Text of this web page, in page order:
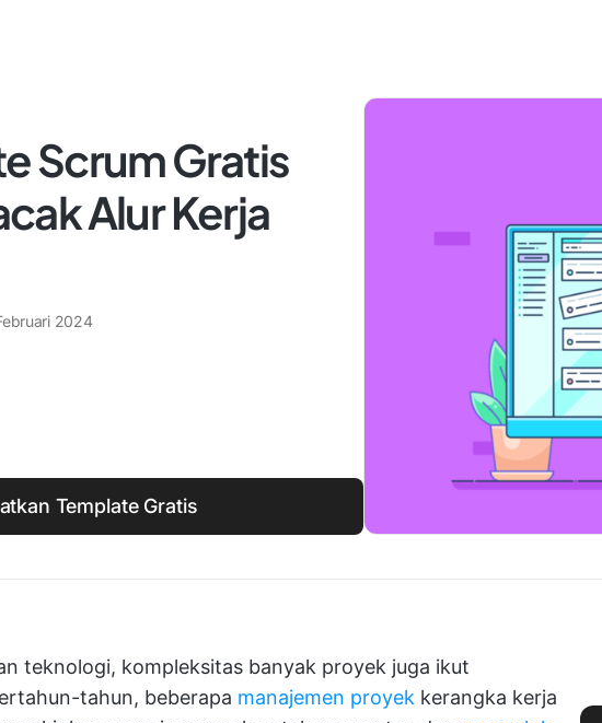
Scrum Gratis
Alur Kerja
2024
Template Gratis
teknologi, kompleksitas banyak proyek juga ikut
tahun, beberapa manajemen proyek kerangka kerja